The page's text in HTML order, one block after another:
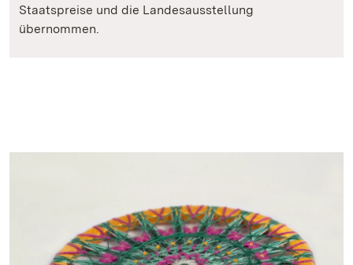
Staatspreise und die Landesausstellung
übernommen.